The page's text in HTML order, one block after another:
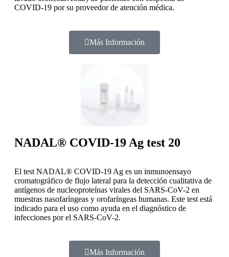
COVID-19 por su proveedor de atención médica.
Más Información
NADAL® COVID-19 Ag test 20
El test NADAL® COVID-19 Ag es un inmunoensayo
cromatográfico de flujo lateral para la detección cualitativa de
antígenos de nucleoproteínas virales del SARS-CoV-2 en
muestras nasofaríngeas y orofaríngeas humanas. Este test está
indicado para el uso como ayuda en el diagnóstico de
infecciones por el SARS-CoV-2.
Más Información